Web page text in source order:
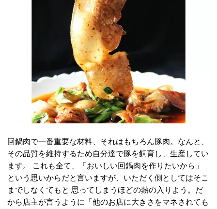
回鍋肉で一番重要な材料、それはもちろん豚肉。なんと、
その品質を維持するため自分達で豚を飼育し、生産してい
ます。 これも全て、「おいしい回鍋肉を作りたいから」
という思いからだと言いますが、いただく側としてはそこ
までしなくてもと 思ってしまうほどの熱の入りよう。だ
から店主が言うように「他のお店に大きさをマネされても